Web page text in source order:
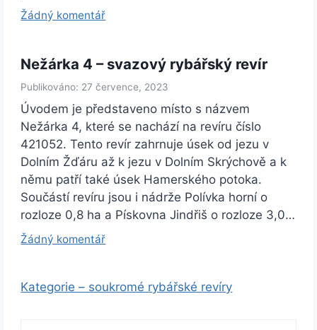
Žádný komentář
Nežárka 4 – svazový rybářský revír
Publikováno: 27 července, 2023
Úvodem je představeno místo s názvem
Nežárka 4, které se nachází na revíru číslo
421052. Tento revír zahrnuje úsek od jezu v
Dolním Žďáru až k jezu v Dolním Skrýchově a k
němu patří také úsek Hamerského potoka.
Součástí revíru jsou i nádrže Polívka horní o
rozloze 0,8 ha a Pískovna Jindřiš o rozloze 3,0…
Žádný komentář
Kategorie – soukromé rybářské revíry